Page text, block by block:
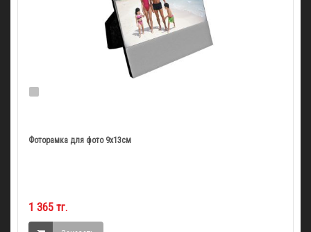
Фоторамка для фото 9х13см
1 365 тг.